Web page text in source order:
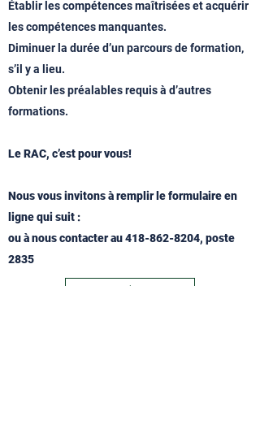
Établir les compétences maîtrisées et acquérir
les compétences manquantes.
Diminuer la durée d’un parcours de formation,
s’il y a lieu.
Obtenir les préalables requis à d’autres
formations.
Le RAC, c’est pour vous!
Nous vous invitons à remplir le formulaire en
ligne qui suit :
ou à nous contacter au418-862-8204, poste
2835